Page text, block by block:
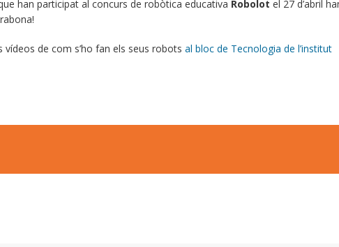
han participat al concurs de robòtica educativa Robolot el 27 d’abril
vídeos de com s’ho fan els seus robots al bloc de Tecnologia de l’institut